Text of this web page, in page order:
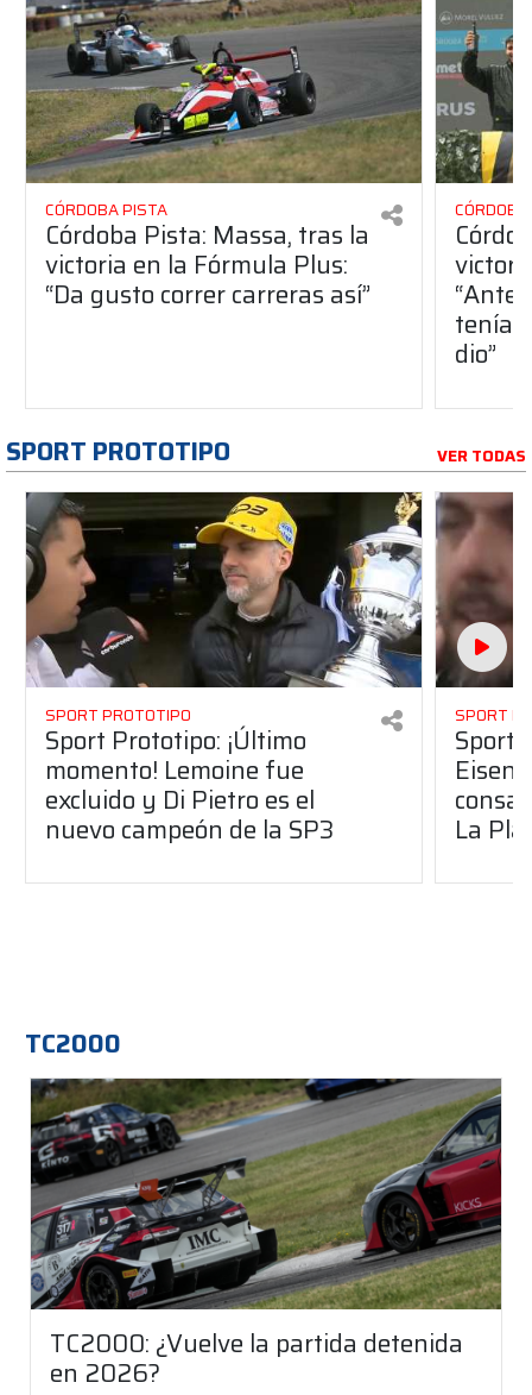
CÓRDOBA PISTA
Córdoba Pista: Massa, tras la
victoria en la Fórmula Plus:
“Da gusto correr carreras así”
dio”
SPORT PROTOTIPO VER TODAS
SPORT PROTOTIPO
Sport Prototipo: ¡Último
momento! Lemoine fue
excluido y Di Pietro es el
nuevo campeón de la SP3
SPORT
Sport
La
TC2000
TC2000: ¿Vuelve la partida detenida
en 2026?